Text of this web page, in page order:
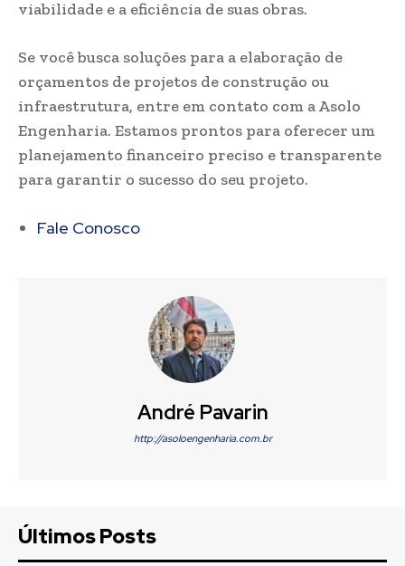
viabilidade e a eficiência de suas obras.
Se você busca soluções para a elaboração de
orçamentos de projetos de construção ou
infraestrutura, entre em contato com a Asolo
Engenharia. Estamos prontos para oferecer um
planejamento financeiro preciso e transparente
para garantir o sucesso do seu projeto.
Fale Conosco
André Pavarin
http://asoloengenharia.com.br
Últimos Posts